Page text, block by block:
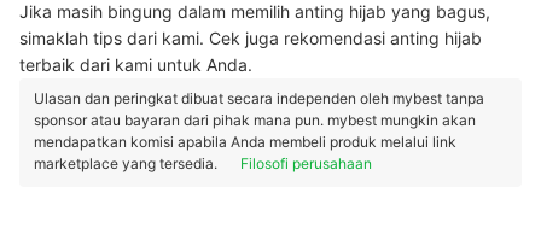
Jika masih bingung dalam memilih anting hijab yang bagus,
simaklah tips dari kami. Cek juga rekomendasi anting hijab
terbaik dari kami untuk Anda.
Ulasan dan peringkat dibuat secara independen oleh mybest tanpa
sponsor atau bayaran dari pihak mana pun. mybest mungkin akan
mendapatkan komisi apabila Anda membeli produk melalui link
marketplace yang tersedia.
Filosofi perusahaan